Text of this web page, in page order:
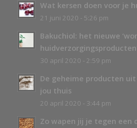
Wat kersen doen voor je
21 juni 2020 - 5:26 pm
Bakuchiol: het nieuwe
30 april 2020 - 2:59 pm
De geheime producten
jou thuis
20 april 2020 - 3:44 pm
Zo wapen jij je tegen een